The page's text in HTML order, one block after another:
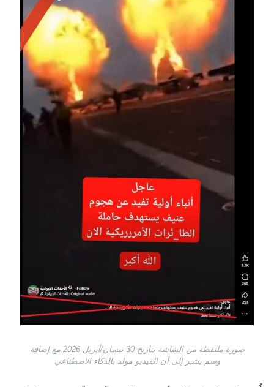
صورة ملتقطة من الشاشة بتاريخ 30 نيسان/أبريل 2026 مع إضافة
وسم يشير إلى أن الفيديو مولد بالذكاء الاصطناعي